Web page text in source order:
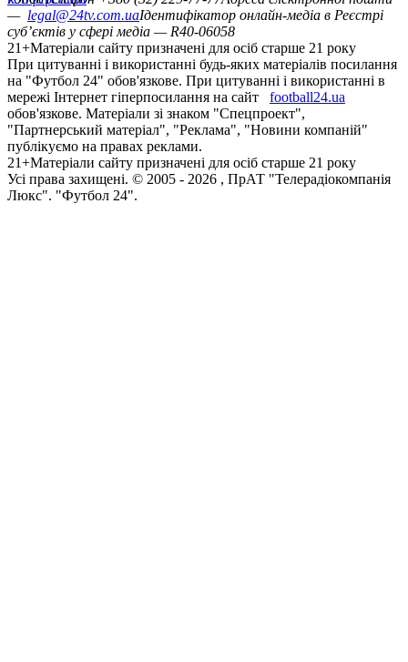
— legal@24tv.com.uaІдентифікатор онлайн-медіа в Реєстрі
суб’єктів у сфері медіа — R40-06058
21+Матеріали сайту призначені для осіб старше 21 року
При цитуванні і використанні будь-яких матеріалів посилання
на "Футбол 24" обов'язкове. При цитуванні і використанні в
мережі Інтернет гіперпосилання на сайт
football24.ua
обов'язкове. Матеріали зі знаком "Спецпроект",
"Партнерський матеріал", "Реклама", "Новини компаній"
публікуємо на правах реклами.
21+Матеріали сайту призначені для осіб старше 21 року
Усi права захищенi. © 2005 - 2026 , ПрАТ "Телерадіокомпанія
Люкс". "Футбол 24".